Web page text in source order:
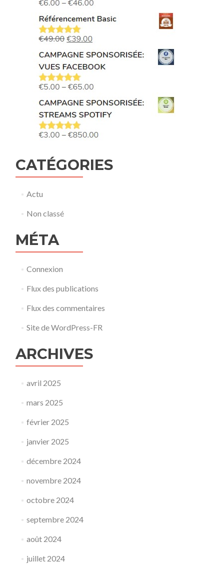
CATÉGORIES
Actu
Non classé
MÉTA
Connexion
Flux des publications
Flux des commentaires
Site de WordPress-FR
ARCHIVES
avril 2025
mars 2025
février 2025
janvier 2025
décembre 2024
novembre 2024
octobre 2024
septembre 2024
août 2024
juillet 2024